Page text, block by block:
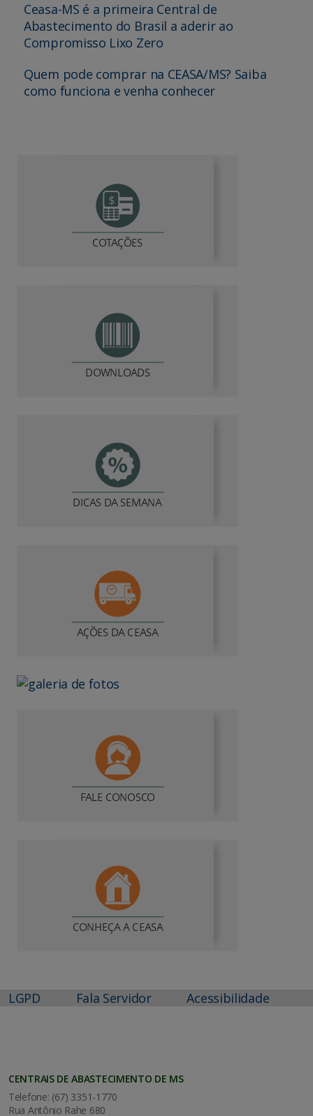
Ceasa-MS é a primeira Central de
Abastecimento do Brasil a aderir ao
Compromisso Lixo Zero
Quem pode comprar na CEASA/MS? Saiba
como funciona e venha conhecer
LGPD Fala Servidor Acessibilidade
CENTRAIS DE ABASTECIMENTO DE MS
Telefone: (67) 3351-1770
Rua Antônio Rahe 680